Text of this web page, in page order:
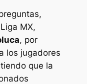
MX,
, por
los jugadores
que la